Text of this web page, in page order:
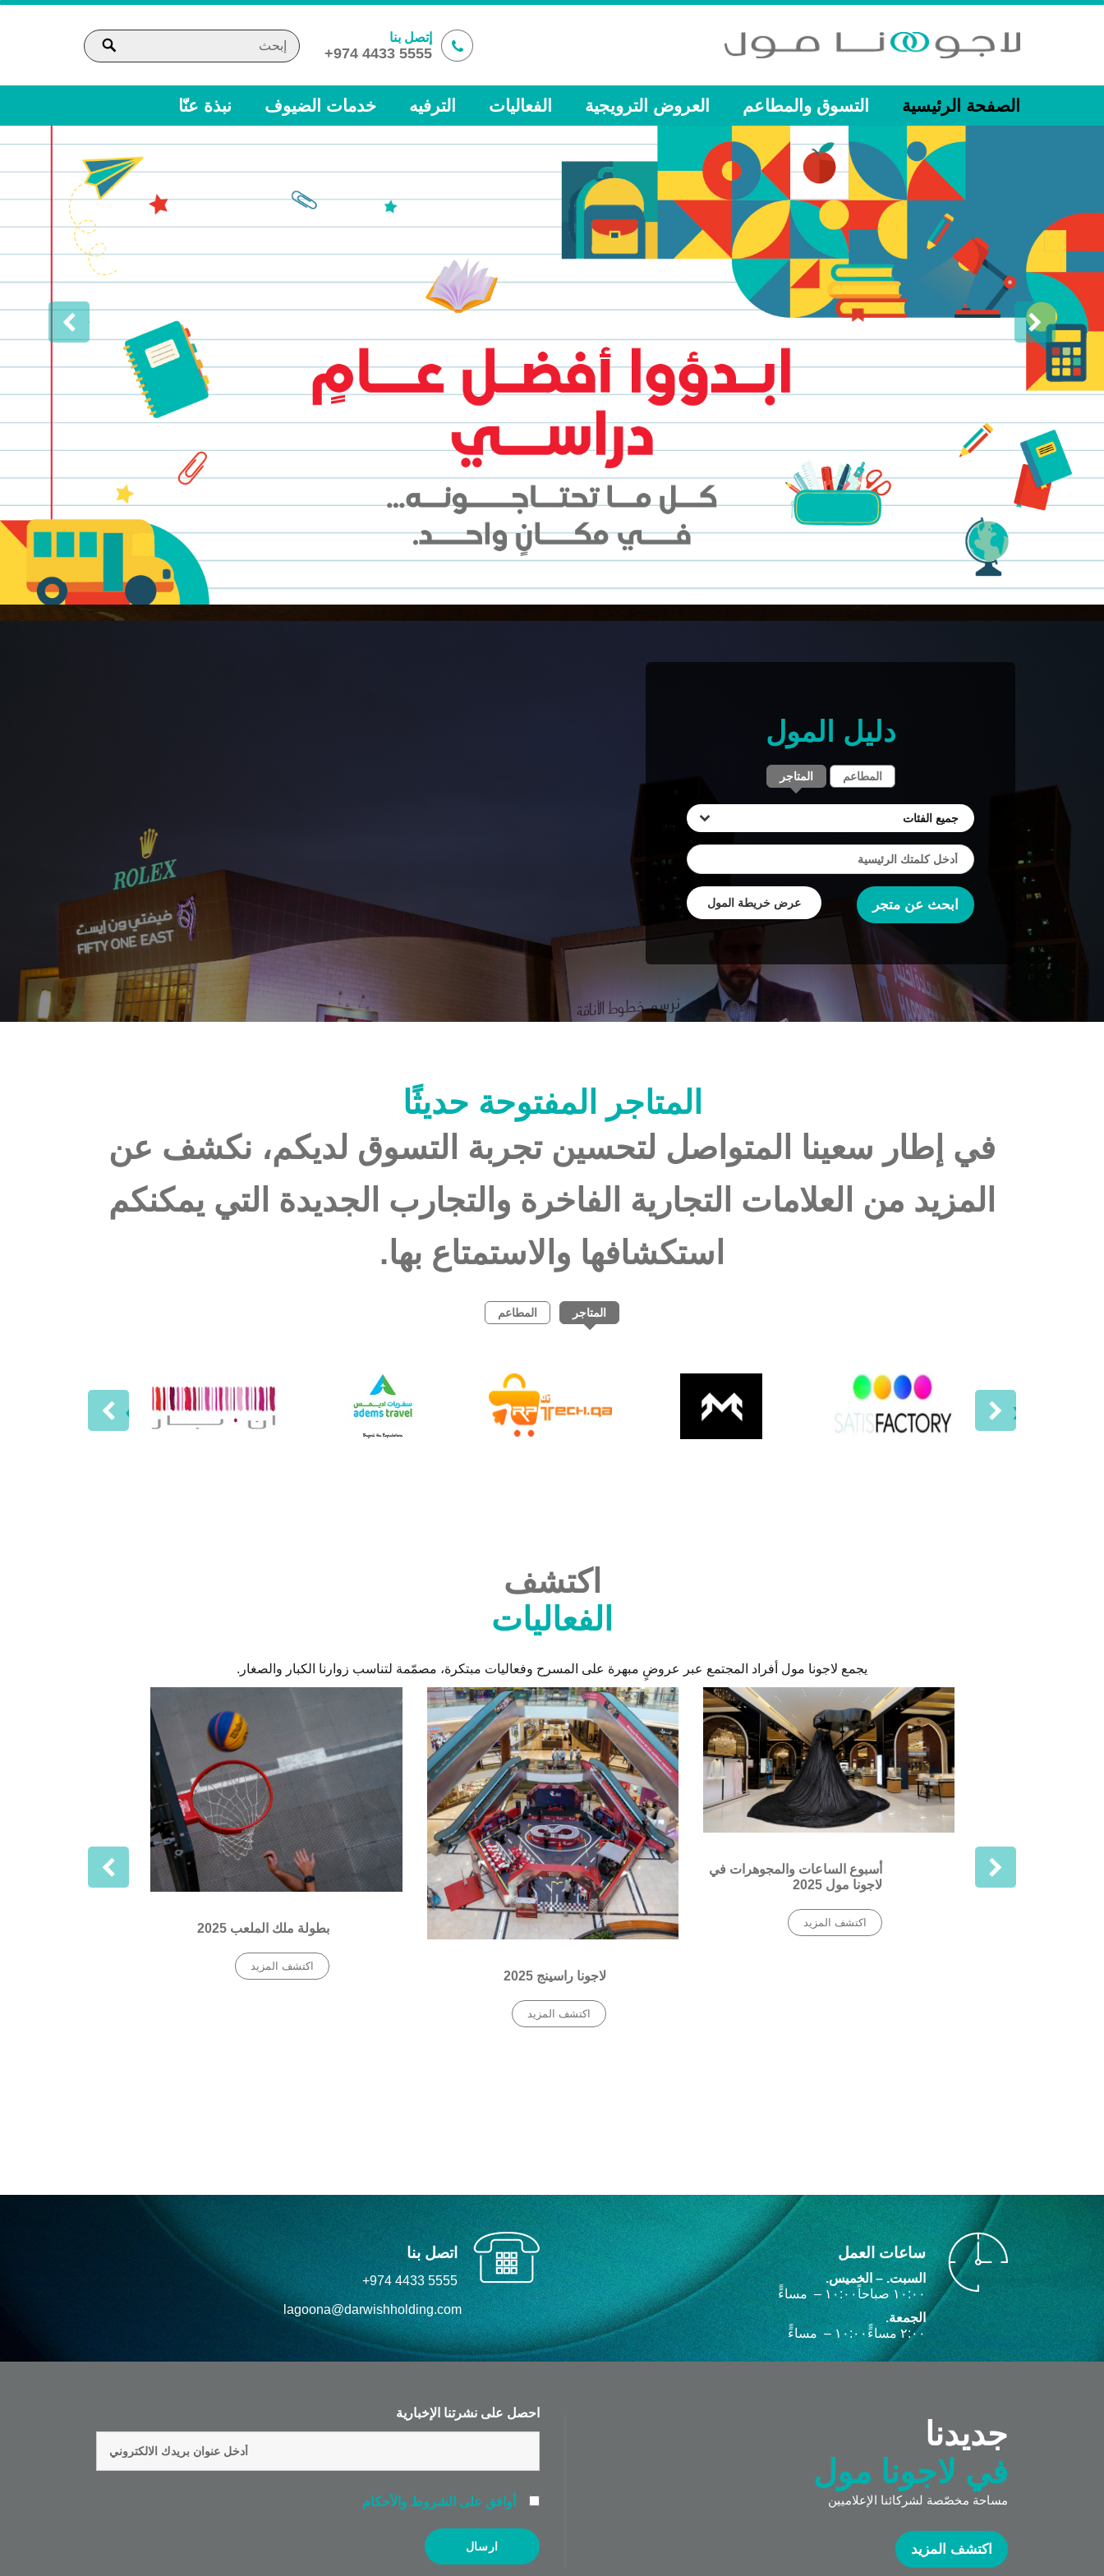
Search
for:
SEARCH إتصل بنا
5555 4433 974+
الصفحة الرئيسية التسوق والمطاعم العروض الترويجية الفعاليات الترفيه خدمات الضيوف نبذة عنّا
المركز الإعلامي
‹
›
دليل المول
المطاعم المتاجر
ابحث عن متجر عرض خريطة المول
المتاجر المفتوحة حديثًا
في إطار سعينا المتواصل لتحسين تجربة التسوق لديكم، نكشف عن
المزيد من العلامات التجارية الفاخرة والتجارب الجديدة التي يمكنكم
استكشافها والاستمتاع بها.
المتاجر المطاعم
‹
›
اكتشف
الفعاليات
يجمع لاجونا مول أفراد المجتمع عبر عروضٍ مبهرة على المسرح وفعاليات مبتكرة، مصمّمة لتناسب زوارنا الكبار والصغار.
أسبوع الساعات والمجوهرات في
لاجونا مول 2025
اكتشف المزيد
لاجونا راسينج 2025
اكتشف المزيد
بطولة ملك الملعب 2025
اكتشف المزيد
ساعات العمل
السبت. – الخميس.
۱۰:۰۰ صباحاً‎ – ۱۰:۰۰ مساءًً‎
الجمعة.
۲:۰۰ مساءًً‎ – ۱۰:۰۰ مساءًً‎
اتصل بنا
+974 4433 5555
lagoona@darwishholding.com
جديدنا
في لاجونا مول
مساحة مخصّصة لشركائنا الإعلاميين
اكتشف المزيد
احصل على نشرتنا الإخبارية
أوافق على الشروط والأحكام